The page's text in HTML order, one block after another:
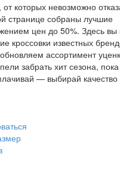
которых невозможно
странице собраны лучшие
цен до 50%. Здесь вы
кроссовки известных
ассортимент
забрать хит сезона,
— выбирай качество